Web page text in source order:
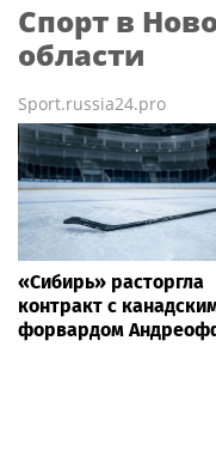
Спорт в
области
Sport.russia24.pro
«Сибирь» расторгла
контракт с
форвардом